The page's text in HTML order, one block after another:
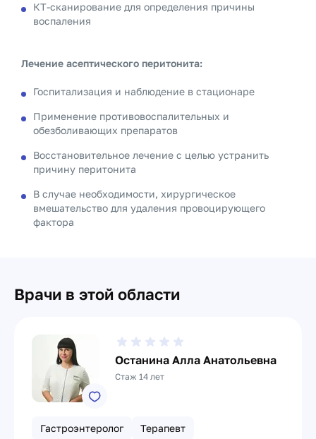
КТ-сканирование для определения причины
воспаления
Лечение асептического перитонита:
Госпитализация и наблюдение в стационаре
Применение противовоспалительных и
обезболивающих препаратов
Восстановительное лечение с целью устранить
причину перитонита
В случае необходимости, хирургическое
вмешательство для удаления провоцирующего
фактора
Врачи в этой области
Останина Алла Анатольевна
Стаж 14 лет
Гастроэнтеролог Терапевт